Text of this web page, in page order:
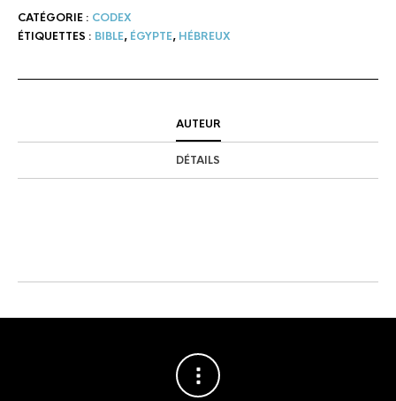
CATÉGORIE : CODEX
ÉTIQUETTES : BIBLE, ÉGYPTE, HÉBREUX
AUTEUR
DÉTAILS